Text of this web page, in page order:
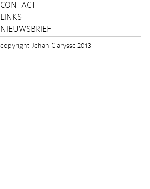
CONTACT
LINKS
NIEUWSBRIEF
copyright Johan Clarysse 2013